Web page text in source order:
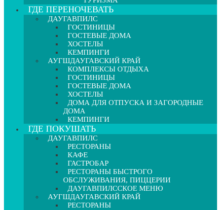
ГДЕ ПЕРЕНОЧЕВАТЬ
ДАУГАВПИЛС
ГОСТИНИЦЫ
ГОСТЕВЫЕ ДОМА
ХОСТЕЛЫ
КЕМПИНГИ
АУГШДАУГАВСКИЙ КРАЙ
КОМПЛЕКСЫ ОТДЫХА
ГОСТИНИЦЫ
ГОСТЕВЫЕ ДОМА
ХОСТЕЛЫ
ДОМА ДЛЯ ОТПУСКА И ЗАГОРОДНЫЕ
ДОМА
КЕМПИНГИ
ГДЕ ПОКУШАТЬ
ДАУГАВПИЛС
РЕСТОРАНЫ
КАФЕ
ГАСТРОБАР
РЕСТОРАНЫ БЫСТРОГО
ОБСЛУЖИВАНИЯ, ПИЦЦЕРИИ
ДАУГАВПИЛССКОЕ МЕНЮ
АУГШДАУГАВСКИЙ КРАЙ
РЕСТОРАНЫ